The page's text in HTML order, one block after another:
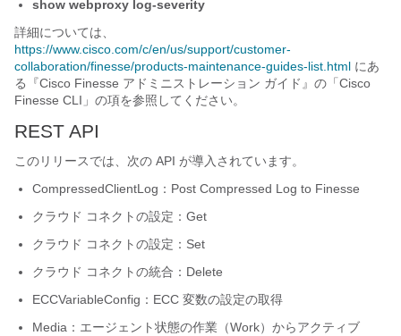
show webproxy log-severity
詳細については、
https://www.cisco.com/c/en/us/support/customer-
collaboration/finesse/products-maintenance-guides-list.html にあ
る『Cisco Finesse アドミニストレーション ガイド 』の「Cisco
Finesse CLI 」の項を参照してください。
REST API
このリリースでは、次の API が導入されています。
CompressedClientLog：Post Compressed Log to Finesse
クラウド コネクトの設定：Get
クラウド コネクトの設定：Set
クラウド コネクトの統合：Delete
ECCVariableConfig：ECC 変数の設定の取得
Media：エージェント状態の作業（Work）からアクティブ